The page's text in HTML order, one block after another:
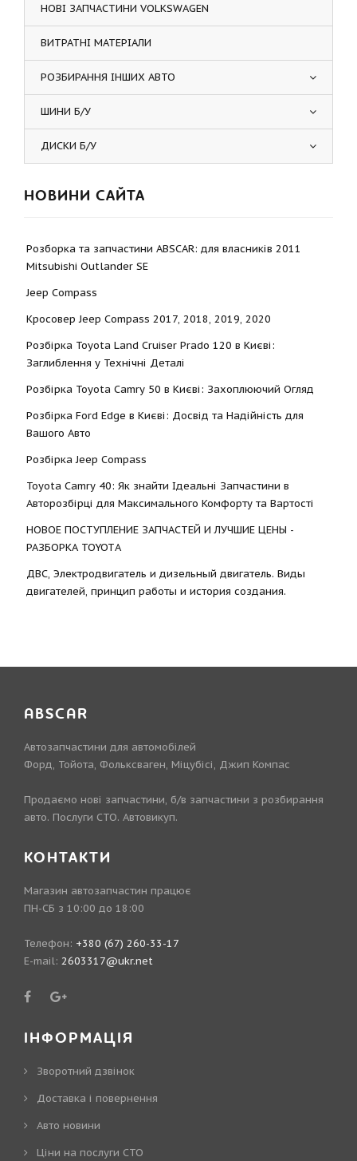
НОВІ ЗАПЧАСТИНИ VOLKSWAGEN
ВИТРАТНІ МАТЕРІАЛИ
РОЗБИРАННЯ ІНШИХ АВТО
ШИНИ Б/У
ДИСКИ Б/У
НОВИНИ САЙТА
Розборка та запчастини ABSCAR: для власників 2011
Mitsubishi Outlander SE
Jeep Compass
Кросовер Jeep Compass 2017, 2018, 2019, 2020
Розбірка Toyota Land Cruiser Prado 120 в Києві:
Заглиблення у Технічні Деталі
Розбірка Toyota Camry 50 в Києві: Захоплюючий Огляд
Розбірка Ford Edge в Києві: Досвід та Надійність для
Вашого Авто
Розбірка Jeep Compass
Toyota Camry 40: Як знайти Ідеальні Запчастини в
Авторозбірці для Максимального Комфорту та Вартості
НОВОЕ ПОСТУПЛЕНИЕ ЗАПЧАСТЕЙ И ЛУЧШИЕ ЦЕНЫ -
РАЗБОРКА TOYOTА
ДВС, Электродвигатель и дизельный двигатель. Виды
двигателей, принцип работы и история создания.
ABSCAR
Автозапчастини для автомобілей
Форд, Тойота, Фольксваген, Міцубісі, Джип Компас
Продаємо нові запчастини, б/в запчастини з розбирання
авто. Послуги СТО. Автовикуп.
КОНТАКТИ
Магазин автозапчастин працює
ПН-СБ з 10:00 до 18:00
Телефон: +380 (67) 260-33-17
E-mail: 2603317@ukr.net
ІНФОРМАЦІЯ
Зворотний дзвінок
Доставка і повернення
Авто новини
Ціни на послуги СТО